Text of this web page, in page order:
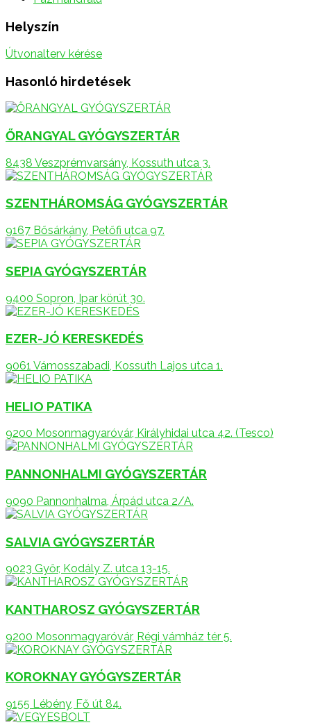
Helyszín
Útvonalterv kérése
Hasonló hirdetések
ŐRANGYAL GYÓGYSZERTÁR
8438 Veszprémvarsány, Kossuth utca 3.
SZENTHÁROMSÁG GYÓGYSZERTÁR
9167 Bősárkány, Petőfi utca 97.
SEPIA GYÓGYSZERTÁR
9400 Sopron, Ipar körút 30.
EZER-JÓ KERESKEDÉS
9061 Vámosszabadi, Kossuth Lajos utca 1.
HELIO PATIKA
9200 Mosonmagyaróvár, Királyhidai utca 42. (Tesco)
PANNONHALMI GYÓGYSZERTÁR
9090 Pannonhalma, Árpád utca 2/A.
SALVIA GYÓGYSZERTÁR
9023 Győr, Kodály Z. utca 13-15.
KANTHAROSZ GYÓGYSZERTÁR
9200 Mosonmagyaróvár, Régi vámház tér 5.
KOROKNAY GYÓGYSZERTÁR
9155 Lébény, Fő út 84.